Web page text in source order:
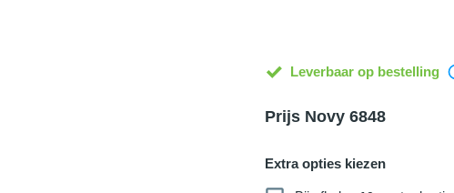
Leverbaar op bestelling
Prijs Novy 6848
Extra opties kiezen